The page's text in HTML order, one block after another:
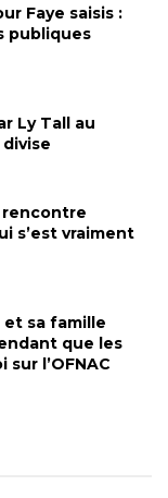
Faye saisis :
publiques
Ly Tall au
rencontre
s’est vraiment
et sa famille
que les
l’OFNAC